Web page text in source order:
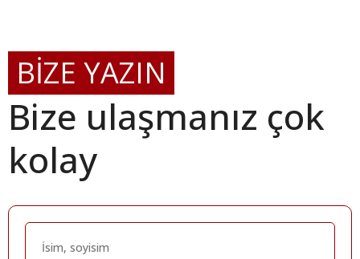
BİZE YAZIN
Bize ulaşmanız çok
kolay